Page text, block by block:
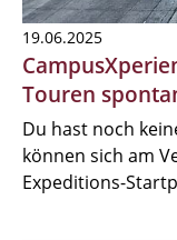
19.06.2025
Touren
Du hast noch
können sich am
Expeditions-